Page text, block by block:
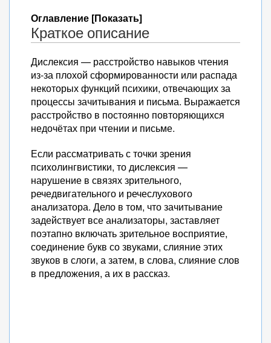
Оглавление [Показать]
Краткое описание
Дислексия — расстройство навыков чтения
из-за плохой сформированности или распада
некоторых функций психики, отвечающих за
процессы зачитывания и письма. Выражается
расстройство в постоянно повторяющихся
недочётах при чтении и письме.
Если рассматривать с точки зрения
психолингвистики, то дислексия —
нарушение в связях зрительного,
речедвигательного и речеслухового
анализатора. Дело в том, что зачитывание
задействует все анализаторы, заставляет
поэтапно включать зрительное восприятие,
соединение букв со звуками, слияние этих
звуков в слоги, а затем, в слова, слияние слов
в предложения, а их в рассказ.